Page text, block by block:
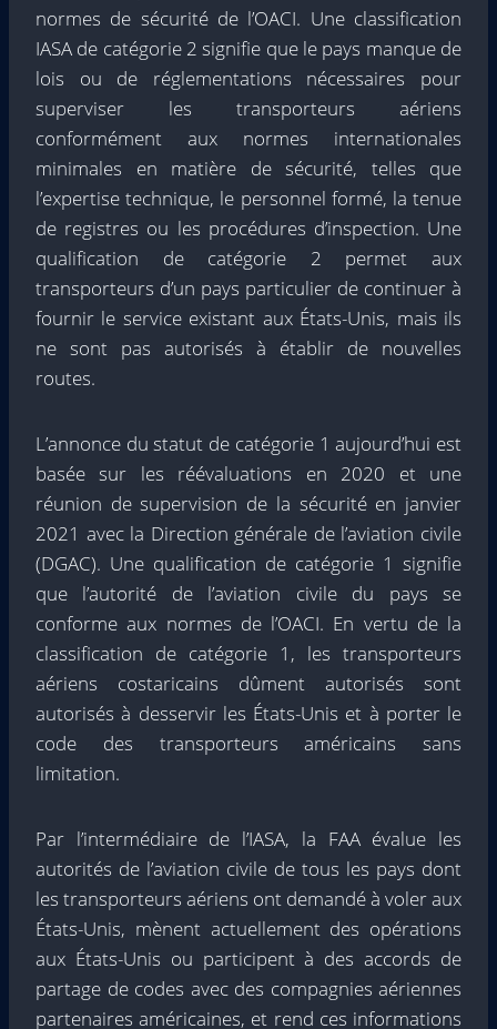
normes de sécurité de l’OACI. Une classification
IASA de catégorie 2 signifie que le pays manque de
lois ou de réglementations nécessaires pour
superviser les transporteurs aériens
conformément aux normes internationales
minimales en matière de sécurité, telles que
l’expertise technique, le personnel formé, la tenue
de registres ou les procédures d’inspection. Une
qualification de catégorie 2 permet aux
transporteurs d’un pays particulier de continuer à
fournir le service existant aux États-Unis, mais ils
ne sont pas autorisés à établir de nouvelles
routes.
L’annonce du statut de catégorie 1 aujourd’hui est
basée sur les réévaluations en 2020 et une
réunion de supervision de la sécurité en janvier
2021 avec la Direction générale de l’aviation civile
(DGAC). Une qualification de catégorie 1 signifie
que l’autorité de l’aviation civile du pays se
conforme aux normes de l’OACI. En vertu de la
classification de catégorie 1, les transporteurs
aériens costaricains dûment autorisés sont
autorisés à desservir les États-Unis et à porter le
code des transporteurs américains sans
limitation.
Par l’intermédiaire de l’IASA, la FAA évalue les
autorités de l’aviation civile de tous les pays dont
les transporteurs aériens ont demandé à voler aux
États-Unis, mènent actuellement des opérations
aux États-Unis ou participent à des accords de
partage de codes avec des compagnies aériennes
partenaires américaines, et rend ces informations